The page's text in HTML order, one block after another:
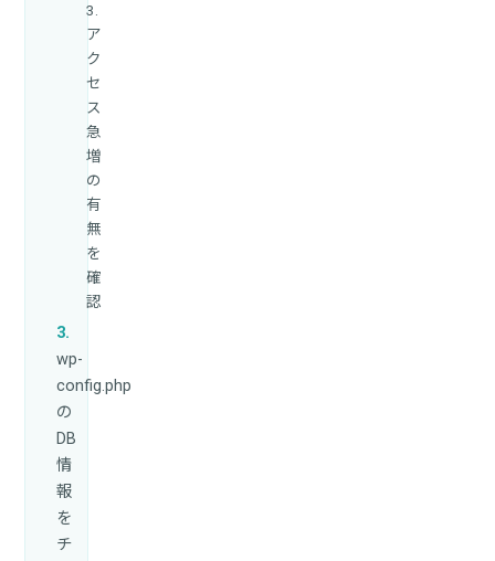
3.
ア
ク
セ
ス
急
増
の
有
無
を
確
認
wp-
config.php
の
DB
情
報
を
チ